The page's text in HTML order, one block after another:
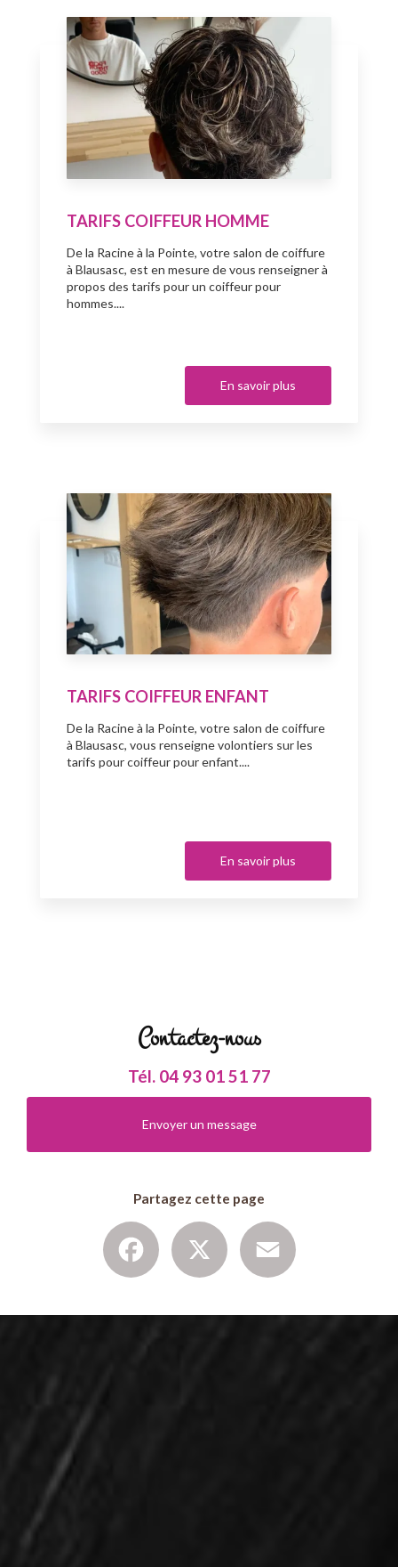
TARIFS COIFFEUR HOMME
De la Racine à la Pointe, votre salon de coiffure
à Blausasc, est en mesure de vous renseigner à
propos des tarifs pour un coiffeur pour
hommes....
En savoir plus
TARIFS COIFFEUR ENFANT
De la Racine à la Pointe, votre salon de coiffure
à Blausasc, vous renseigne volontiers sur les
tarifs pour coiffeur pour enfant....
En savoir plus
Contactez-nous
Tél. 04 93 01 51 77
Envoyer un message
Partagez cette page
Facebook